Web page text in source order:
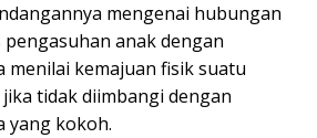
mengenai hubungan
anak dengan
menilai kemajuan fisik suatu
tidak diimbangi dengan
yang kokoh.